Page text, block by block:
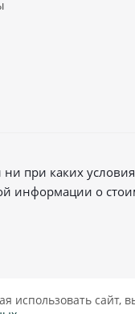
при каких
информации о
сайт,